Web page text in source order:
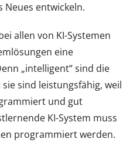
Neues entwickeln.
allen von KI-Systemen
eine
„intelligent“ sind die
sind leistungsfähig, weil
und gut
KI-System muss
programmiert werden.